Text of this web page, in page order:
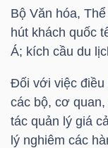
Bộ Văn hóa,
hút khách quốc
Á; kích cầu du
Đối với việc điều
các bộ, cơ
tác quản lý giá
lý nghiêm các
BẤT
ĐỘNG
SẢN
Mã